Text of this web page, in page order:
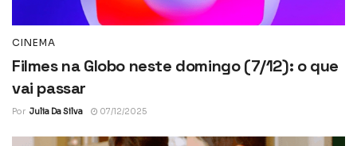
CINEMA
Filmes na Globo neste domingo (7/12): o que
vai passar
Por Julia Da Silva 07/12/2025